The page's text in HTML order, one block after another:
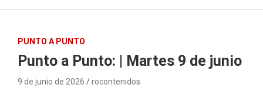
PUNTO A PUNTO
Punto a Punto: | Martes 9 de junio
9 de junio de 2026 rocontenidos